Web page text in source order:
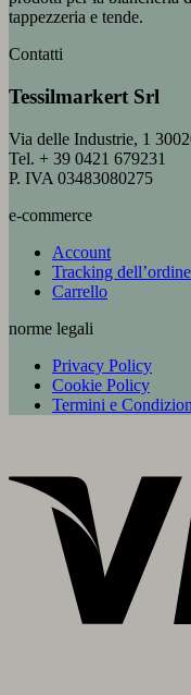
tappezzeria e tende.
Contatti
Tessilmarkert Srl
Via delle Industrie, 1
Tel. + 39 0421 679231
P. IVA 03483080275
e-commerce
Account
Tracking dell’ordine
Carrello
norme legali
Privacy Policy
Cookie Policy
Termini e